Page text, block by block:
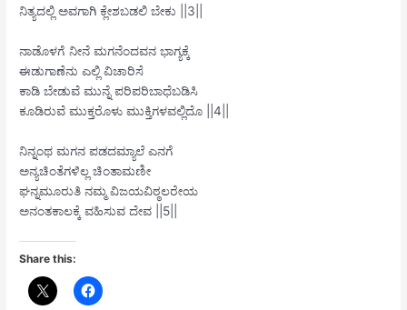
ನಿತ್ಯದಲ್ಲಿ ಅವಗಾಗಿ ಕ್ಲೇಶಬಡಲಿ ಬೇಕು ||3||
ನಾಡೊಳಗೆ ನೀನೆ ಮಗನೆಂದವನ ಭಾಗ್ಯಕ್ಕೆ
ಈಡುಗಾಣೆನು ಎಲ್ಲಿ ವಿಚಾರಿಸೆ
ಕಾಡಿ ಬೇಡುವೆ ಮುನ್ನೆ ಪರಿಪರಿಬಾಧೆಬಡಿಸಿ
ಕೂಡಿರುವೆ ಮುಕ್ತರೊಳು ಮುಕ್ತಿಗಳವಲ್ಲಿದೊ ||4||
ನಿನ್ನಂಥ ಮಗನ ಪಡದಮ್ಯಾಲೆ ಎನಗೆ
ಅನ್ಯಚಿಂತೆಗಳಿಲ್ಲ ಚಿಂತಾಮಣೀ
ಘನ್ನಮೂರುತಿ ನಮ್ಮ ವಿಜಯವಿಠ್ಠಲರೇಯ
ಅನಂತಕಾಲಕ್ಕೆ ವಹಿಸುವ ದೇವ ||5||
Share this: